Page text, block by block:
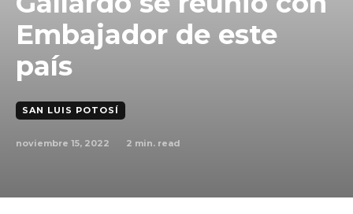
Embajador de este
país
SAN LUIS POTOSÍ
noviembre 15, 2022 2 min. read